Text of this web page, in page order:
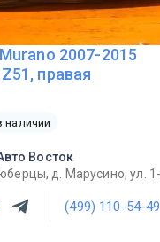
2007-2015
правая
наличии
Восток
д. Марусино, ул.
(499) 110-54-49